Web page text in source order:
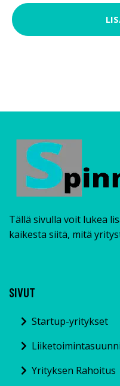
Tällä sivulla voit lukea
kaikesta siitä, mitä
SIVUT
Startup-yritykset
Yrityksen Rahoitus